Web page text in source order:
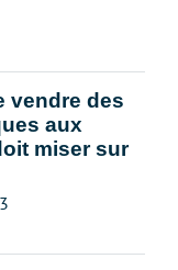
vendre des
aux
miser sur